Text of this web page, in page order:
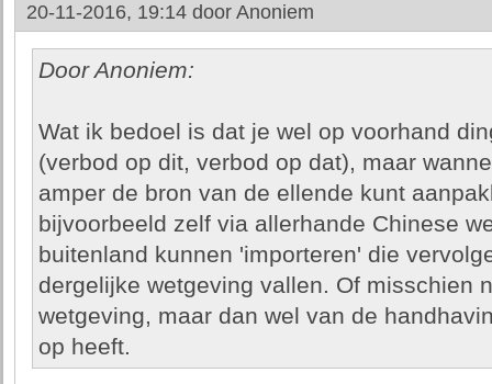
20-11-2016, 19:14 door Anoniem
Door Anoniem:
Wat ik bedoel is dat je wel op voorhand
(verbod op dit, verbod op dat), maar
amper de bron van de ellende kunt
bijvoorbeeld zelf via allerhande Chinese
buitenland kunnen 'importeren' die
dergelijke wetgeving vallen. Of misschien
wetgeving, maar dan wel van de
op heeft.